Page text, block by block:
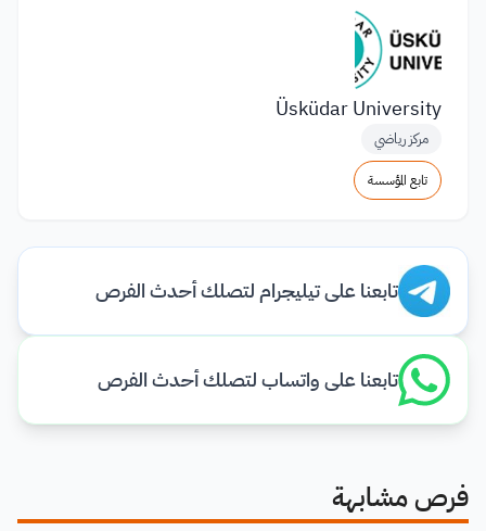
Üsküdar University
مركز رياضي
تابع المؤسسة
تابعنا على تيليجرام لتصلك أحدث الفرص
تابعنا على واتساب لتصلك أحدث الفرص
فرص مشابهة